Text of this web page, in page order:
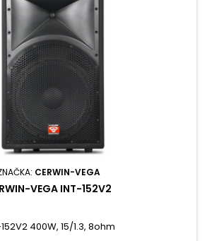
CERWIN-VEGA
VEGA INT-152V2
400W, 15/1.3, 8ohm